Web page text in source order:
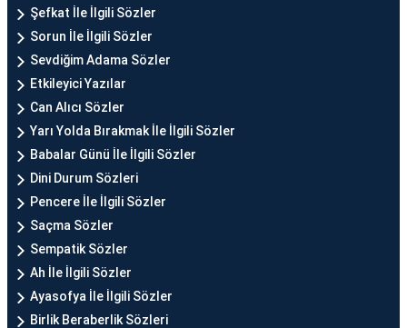
Şefkat İle İlgili Sözler
Sorun İle İlgili Sözler
Sevdiğim Adama Sözler
Etkileyici Yazılar
Can Alıcı Sözler
Yarı Yolda Bırakmak İle İlgili Sözler
Babalar Günü İle İlgili Sözler
Dini Durum Sözleri
Pencere İle İlgili Sözler
Saçma Sözler
Sempatik Sözler
Ah İle İlgili Sözler
Ayasofya İle İlgili Sözler
Birlik Beraberlik Sözleri